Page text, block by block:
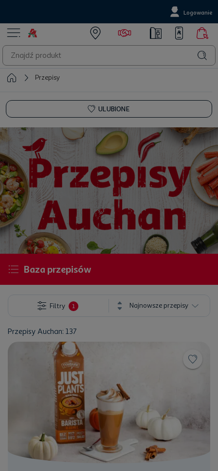
Logowanie
Przepisy
ULUBIONE
Baza przepisów
Filtry 1 Najnowsze przepisy
Przepisy Auchan: 137